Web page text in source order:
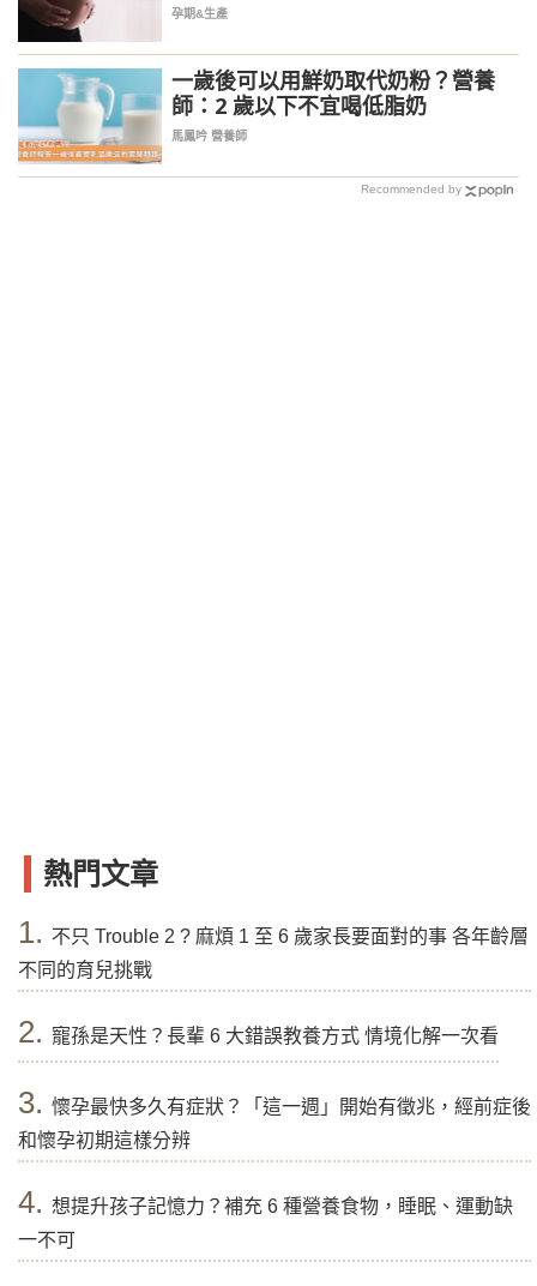
快 5 月上路
孕期&生產
一歲後可以用鮮奶取代奶粉？營養
師：2 歲以下不宜喝低脂奶
馬鳳吟 營養師
Recommended by
熱門文章
1. 不只 Trouble 2 ? 麻煩 1 至 6 歲家長要面對的事 各年齡層
不同的育兒挑戰
2. 寵孫是天性？長輩 6 大錯誤教養方式 情境化解一次看
3. 懷孕最快多久有症狀？「這一週」開始有徵兆，經前症後
和懷孕初期這樣分辨
4. 想提升孩子記憶力？補充 6 種營養食物，睡眠、運動缺
一不可